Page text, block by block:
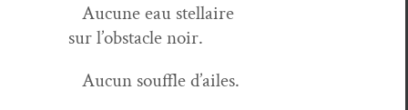
Aucune eau stellaire
sur l’obstacle noir.
Aucun souf­fle d’ailes.